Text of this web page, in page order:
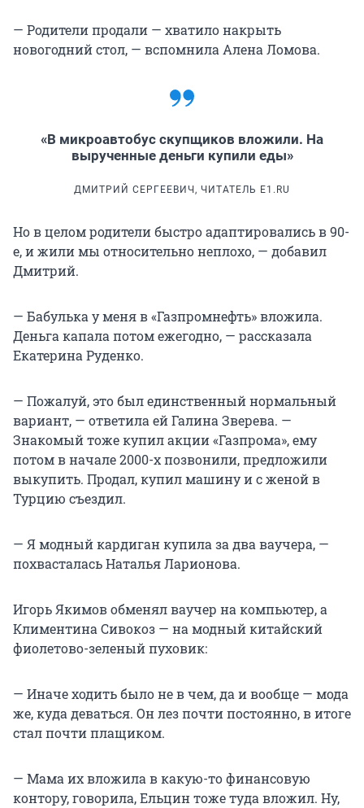
— Родители продали — хватило накрыть
новогодний стол, — вспомнила Алена Ломова.
«В микроавтобус скупщиков вложили. На
вырученные деньги купили еды»
ДМИТРИЙ СЕРГЕЕВИЧ, ЧИТАТЕЛЬ E1.RU
Но в целом родители быстро адаптировались в 90-
е, и жили мы относительно неплохо, — добавил
Дмитрий.
— Бабулька у меня в «Газпромнефть» вложила.
Деньга капала потом ежегодно, — рассказала
Екатерина Руденко.
— Пожалуй, это был единственный нормальный
вариант, — ответила ей Галина Зверева. —
Знакомый тоже купил акции «Газпрома», ему
потом в начале 2000-х позвонили, предложили
выкупить. Продал, купил машину и с женой в
Турцию съездил.
— Я модный кардиган купила за два ваучера, —
похвасталась Наталья Ларионова.
Игорь Якимов обменял ваучер на компьютер, а
Климентина Сивокоз — на модный китайский
фиолетово-зеленый пуховик:
— Иначе ходить было не в чем, да и вообще — мода
же, куда деваться. Он лез почти постоянно, в итоге
стал почти плащиком.
— Мама их вложила в какую-то финансовую
контору, говорила, Ельцин тоже туда вложил. Ну,